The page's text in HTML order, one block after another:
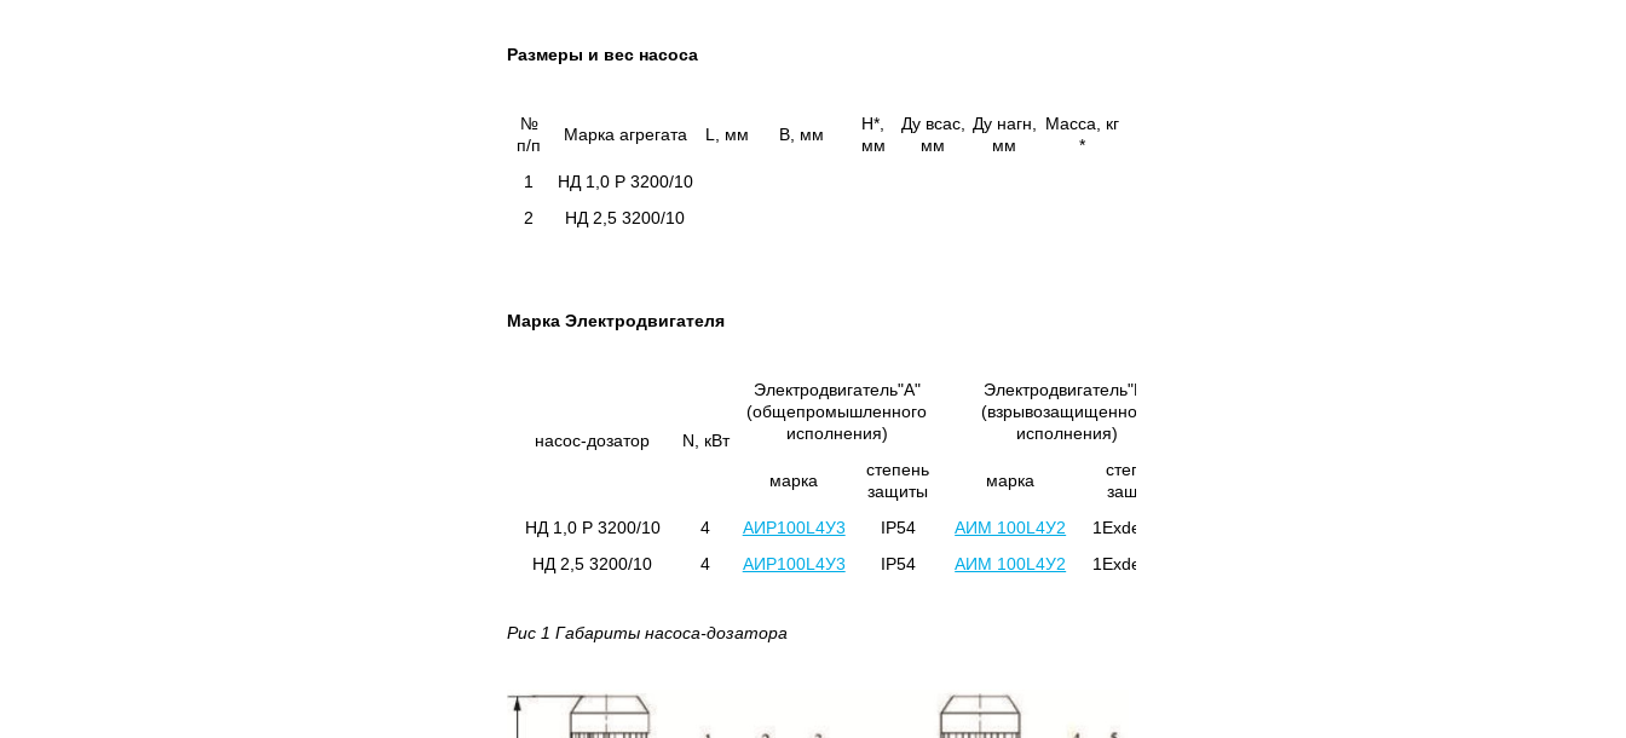
Размеры и вес насоса
№
п/п
Марка агрегата L, мм B, мм
H*,
мм
Ду всас,
мм
Ду нагн,
мм
Масса, кг
*
1
НД 1,0 Р 3200/10
2
НД 2,5 3200/10
Марка Электродвигателя
насос-дозатор N, кВт
Электродвигатель"А"
(общепромышленного
исполнения)
Электродвигатель"В"
(взрывозащищенного
исполнения)
марка
степень
защиты
марка
степень
защиты
НД 1,0 Р 3200/10
4 АИР100L4У3 IP54 АИМ 100L4У2
1ExdeIIBT4
НД 2,5 3200/10
4 АИР100L4У3 IP54 АИМ 100L4У2 1ExdeIIBT4
Рис 1 Габариты насоса-дозатора